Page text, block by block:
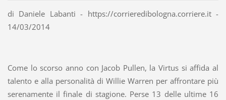
di Daniele Labanti - https://corrieredibologna.corriere.it -
14/03/2014
Come lo scorso anno con Jacob Pullen, la Virtus si affida al
talento e alla personalità di Willie Warren per affrontare più
serenamente il finale di stagione. Perse 13 delle ultime 16